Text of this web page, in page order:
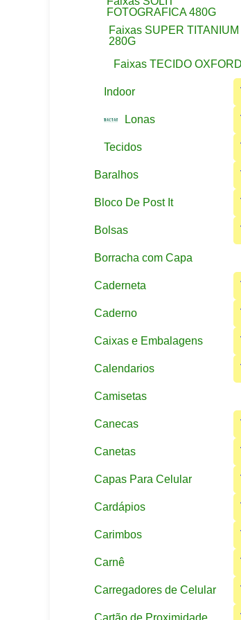
FOTOGRAFICA 480G
Faixas SUPER TITANIUM
280G
Faixas TECIDO OXFORD
Indoor
Lonas
Tecidos
Baralhos
Bloco De Post It
Bolsas
Borracha com Capa
Caderneta
Caderno
Caixas e Embalagens
Calendarios
Camisetas
Canecas
Canetas
Capas Para Celular
Cardápios
Carimbos
Carnê
Carregadores de Celular
Cartão de Proximidade